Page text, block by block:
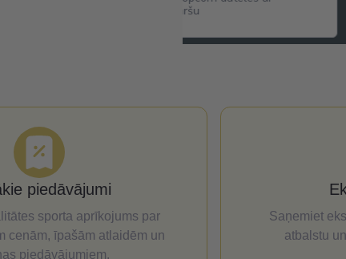
karameļu popkorna garšu
piedāvājumi
sporta aprīkojums par
cenām, īpašām atlaidēm un
piedāvājumiem.
Saņemiet
atbalstu